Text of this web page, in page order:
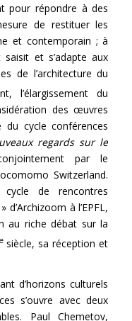
pour répondre à des
de restituer les
et contemporain ; à
et s’adapte aux
de l’architecture du
l’élargissement du
des œuvres
cycle conférences
regards sur le
par le
Switzerland.
de rencontres
à l’EPFL,
au riche débat sur la
esiècle, sa réception et
d’horizons culturels
s’ouvre avec deux
Paul Chemetov,